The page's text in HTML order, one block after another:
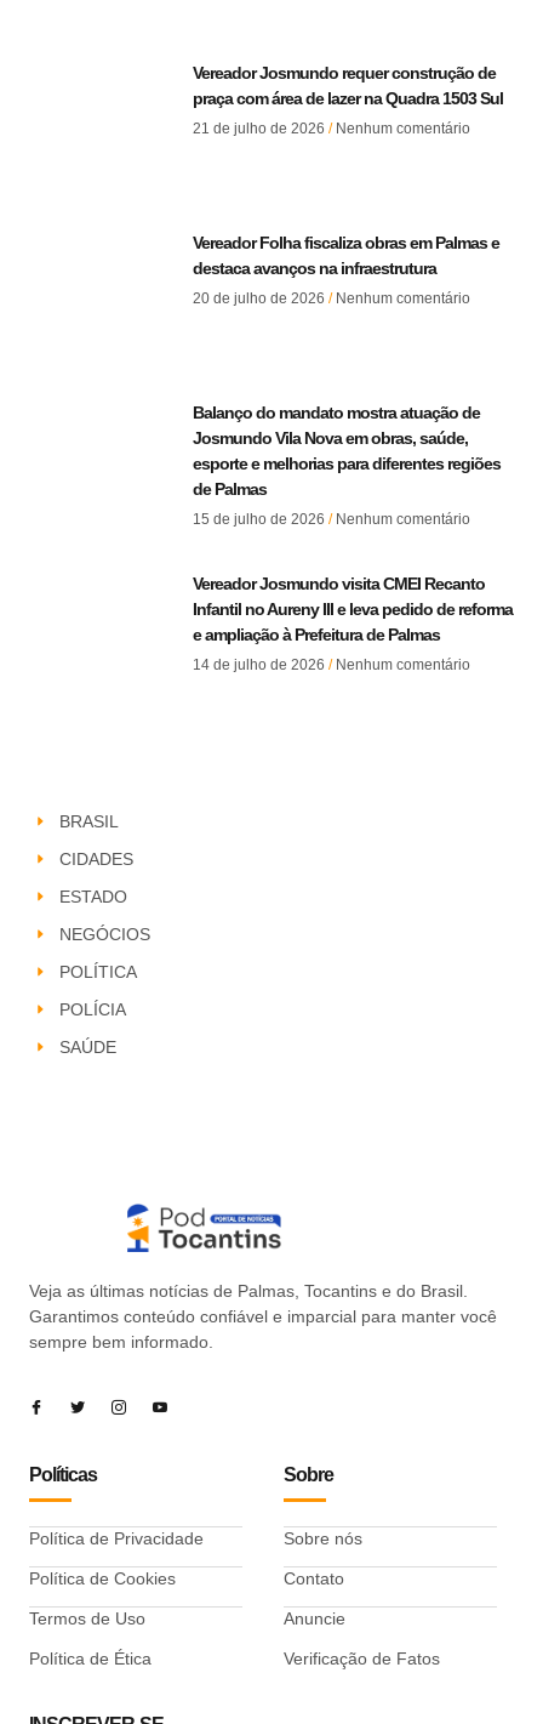
Vereador Josmundo requer construção de
praça com área de lazer na Quadra 1503 Sul
21 de julho de 2026 Nenhum comentário
Vereador Folha fiscaliza obras em Palmas e
destaca avanços na infraestrutura
20 de julho de 2026 Nenhum comentário
Balanço do mandato mostra atuação de
Josmundo Vila Nova em obras, saúde,
esporte e melhorias para diferentes regiões
de Palmas
15 de julho de 2026 Nenhum comentário
Vereador Josmundo visita CMEI Recanto
Infantil no Aureny III e leva pedido de reforma
e ampliação à Prefeitura de Palmas
14 de julho de 2026 Nenhum comentário
BRASIL
CIDADES
ESTADO
NEGÓCIOS
POLÍTICA
POLÍCIA
SAÚDE
Veja as últimas notícias de Palmas, Tocantins e do Brasil.
Garantimos conteúdo confiável e imparcial para manter você
sempre bem informado.
Políticas
Política de Privacidade
Política de Cookies
Termos de Uso
Política de Ética
Sobre
Sobre nós
Contato
Anuncie
Verificação de Fatos